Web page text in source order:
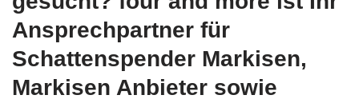
Ansprechpartner für
Schattenspender Markisen,
Markisen Anbieter sowie